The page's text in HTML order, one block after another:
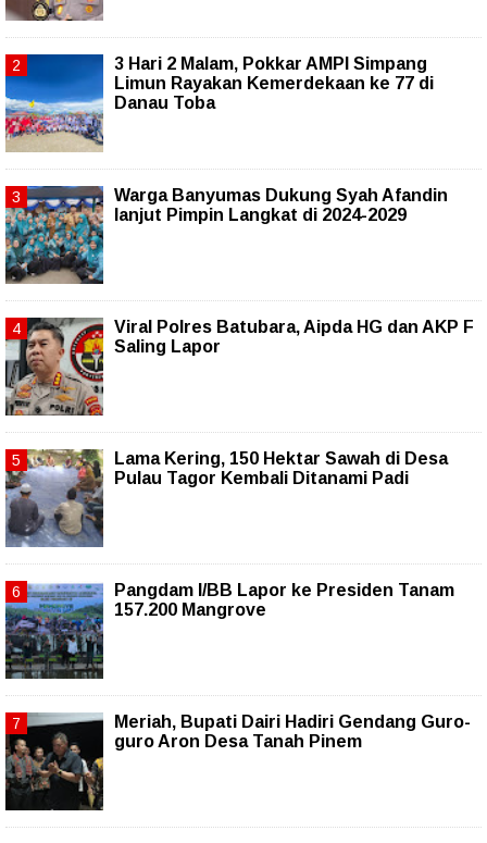
3 Hari 2 Malam, Pokkar AMPI Simpang
Limun Rayakan Kemerdekaan ke 77 di
Danau Toba
Warga Banyumas Dukung Syah Afandin
lanjut Pimpin Langkat di 2024-2029
Viral Polres Batubara, Aipda HG dan AKP F
Saling Lapor
Lama Kering, 150 Hektar Sawah di Desa
Pulau Tagor Kembali Ditanami Padi
Pangdam I/BB Lapor ke Presiden Tanam
157.200 Mangrove
Meriah, Bupati Dairi Hadiri Gendang Guro-
guro Aron Desa Tanah Pinem